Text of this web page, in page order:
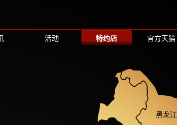
活动 特约店 官方天猫
黑龙江